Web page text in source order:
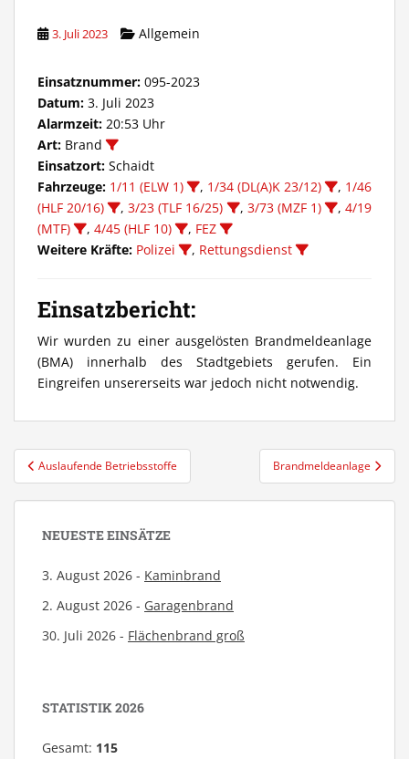
3. Juli 2023 Allgemein
Einsatznummer: 095-2023
Datum: 3. Juli 2023
Alarmzeit: 20:53 Uhr
Art: Brand
Einsatzort: Schaidt
Fahrzeuge: 1/11 (ELW 1) , 1/34 (DL(A)K 23/12) , 1/46
(HLF 20/16)
,3/23 (TLF 16/25) , 3/73 (MZF 1) ,4/19
(MTF)
, 4/45 (HLF 10) , FEZ
Weitere Kräfte: Polizei , Rettungsdienst
Einsatzbericht:
Wir wurden zu einer ausgelösten Brandmeldeanlage
(BMA) innerhalb des Stadtgebiets gerufen. Ein
Eingreifen unsererseits war jedoch nicht notwendig.
Beitragsnavigation
Auslaufende Betriebsstoffe Brandmeldeanlage
NEUESTE EINSÄTZE
3. August 2026 - Kaminbrand
2. August 2026 - Garagenbrand
30. Juli 2026 - Flächenbrand groß
STATISTIK 2026
Gesamt: 115